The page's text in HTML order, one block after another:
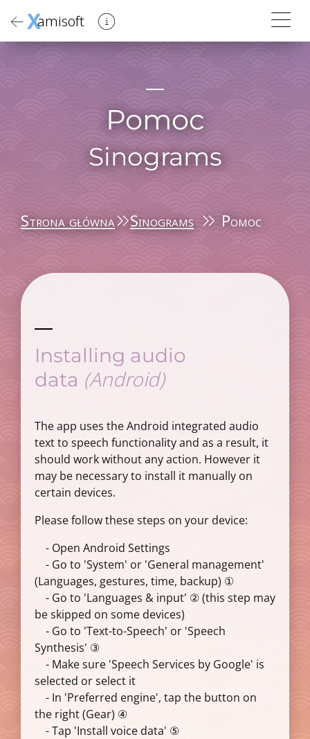
Xamisoft
Pomoc
Sinograms
Strona główna Sinograms Pomoc
Installing audio
data (Android)
The app uses the Android integrated audio
text to speech functionality and as a result, it
should work without any action. However it
may be necessary to install it manually on
certain devices.
Please follow these steps on your device:
- Open Android Settings
- Go to 'System' or 'General management'
(Languages, gestures, time, backup) ①
- Go to 'Languages & input' ② (this step may
be skipped on some devices)
- Go to 'Text-to-Speech' or 'Speech
Synthesis' ③
- Make sure 'Speech Services by Google' is
selected or select it
- In 'Preferred engine', tap the button on
the right (Gear) ④
- Tap 'Install voice data' ⑤